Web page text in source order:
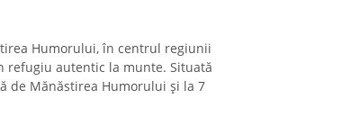
Humorului, în centrul regiunii
refugiu autentic la munte. Situată
de Mănăstirea Humorului și la 7